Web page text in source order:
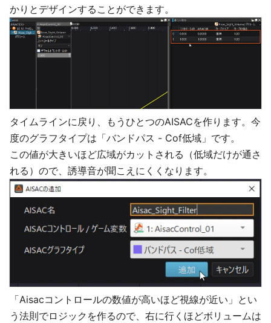
かりとデザインすることができます。
タイムラインに戻り、もうひとつのAISACを作ります。今
度のグラフタイプは「バンドパス - Cof低域」です。
この値が大きいほど広域がカットされる（低域だけが通さ
れる）ので、誘導音が聞こえにくくなります。
「Aisacコントロールの数値が高いほど視線が近い」とい
う法則でロジックを作るので、右に行くほどボリュームは